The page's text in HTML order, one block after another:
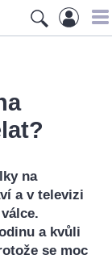
na
a v televizi
a kvůli
se moc